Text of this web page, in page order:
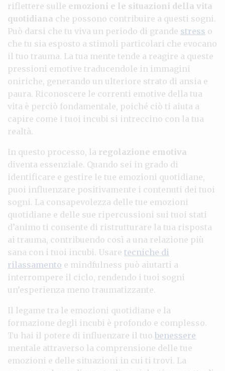
riflettere sulle emozioni e le situazioni della vita
quotidiana che possono contribuire a questi sogni.
Può darsi che tu viva un periodo di grande stress o
che tu sia esposto a stimoli particolari che evocano
il tuo trauma. La tua mente tende a reagire a queste
pressioni emotive traducendole in immagini
oniriche, generando un ulteriore strato di ansia e
paura. Riconoscere le correnti emotive della tua
vita è perciò fondamentale, poiché ciò ti aiuta a
capire come i tuoi incubi si intreccino con la tua
realtà.
In questo processo, la regolazione emotiva
diventa essenziale. Quando sei in grado di
identificare e gestire le tue emozioni quotidiane,
puoi influenzare positivamente i contenuti dei tuoi
sogni. La consapevolezza delle tue emozioni
quotidiane e delle sue ripercussioni sui tuoi stati
d’animo ti consente di ristrutturare la tua risposta
ai trauma, contribuendo così a una relazione più
sana con i tuoi incubi. Usare tecniche di
rilassamento e mindfulness può aiutarti a
interrompere il ciclo, rendendo i tuoi sogni
un’esperienza meno traumatizzante.
Il legame tra le emozioni quotidiane e la
formazione degli incubi è profondo e complesso.
Tu hai il potere di influenzare il tuo benessere
mentale attraverso la comprensione delle tue
emozioni e delle situazioni in cui ti trovi. La